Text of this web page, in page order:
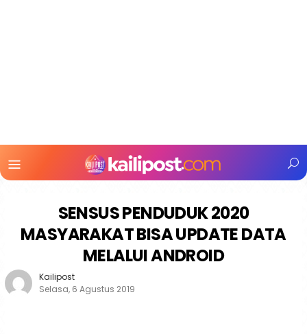
Mobile
SENSUS PENDUDUK 2020
MASYARAKAT BISA UPDATE DATA
MELALUI ANDROID
Kailipost
Selasa, 6 Agustus 2019